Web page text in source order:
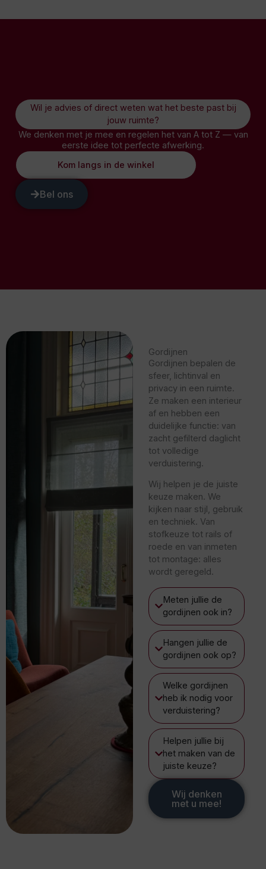
Wil je advies of direct weten wat het beste past bij
jouw ruimte?
We denken met je mee en regelen het van A tot Z — van
eerste idee tot perfecte afwerking.
Kom langs in de winkel
Bel ons
Gordijnen
Gordijnen bepalen de
sfeer, lichtinval en
privacy in een ruimte.
Ze maken een interieur
af en hebben een
duidelijke functie: van
zacht gefilterd daglicht
tot volledige
verduistering.
Wij helpen je de juiste
keuze maken. We
kijken naar stijl, gebruik
en techniek. Van
stofkeuze tot rails of
roede en van inmeten
tot montage: alles
wordt geregeld.
Meten jullie de
gordijnen ook in?
Hangen jullie de
gordijnen ook op?
Welke gordijnen
heb ik nodig voor
verduistering?
Helpen jullie bij
het maken van de
juiste keuze?
Wij denken
met u mee!